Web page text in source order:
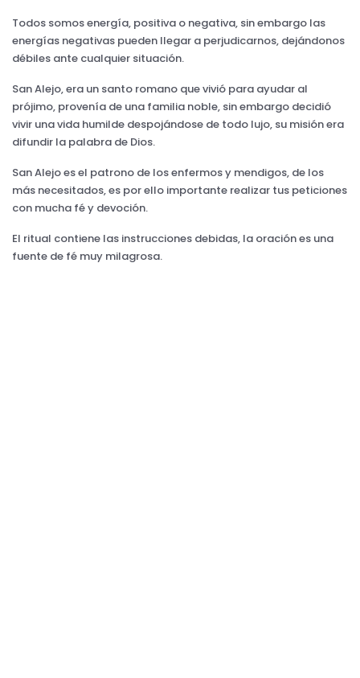
Todos somos energía, positiva o negativa, sin embargo las
energías negativas pueden llegar a perjudicarnos, dejándonos
débiles ante cualquier situación.
San Alejo, era un santo romano que vivió para ayudar al
prójimo, provenía de una familia noble, sin embargo decidió
vivir una vida humilde despojándose de todo lujo, su misión era
difundir la palabra de Dios.
San Alejo es el patrono de los enfermos y mendigos, de los
más necesitados, es por ello importante realizar tus peticiones
con mucha fé y devoción.
El ritual contiene las instrucciones debidas, la oración es una
fuente de fé muy milagrosa.